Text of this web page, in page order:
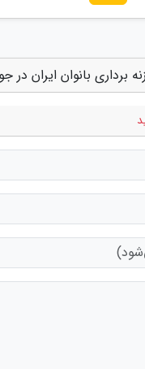
بانوان ایران در جوانان